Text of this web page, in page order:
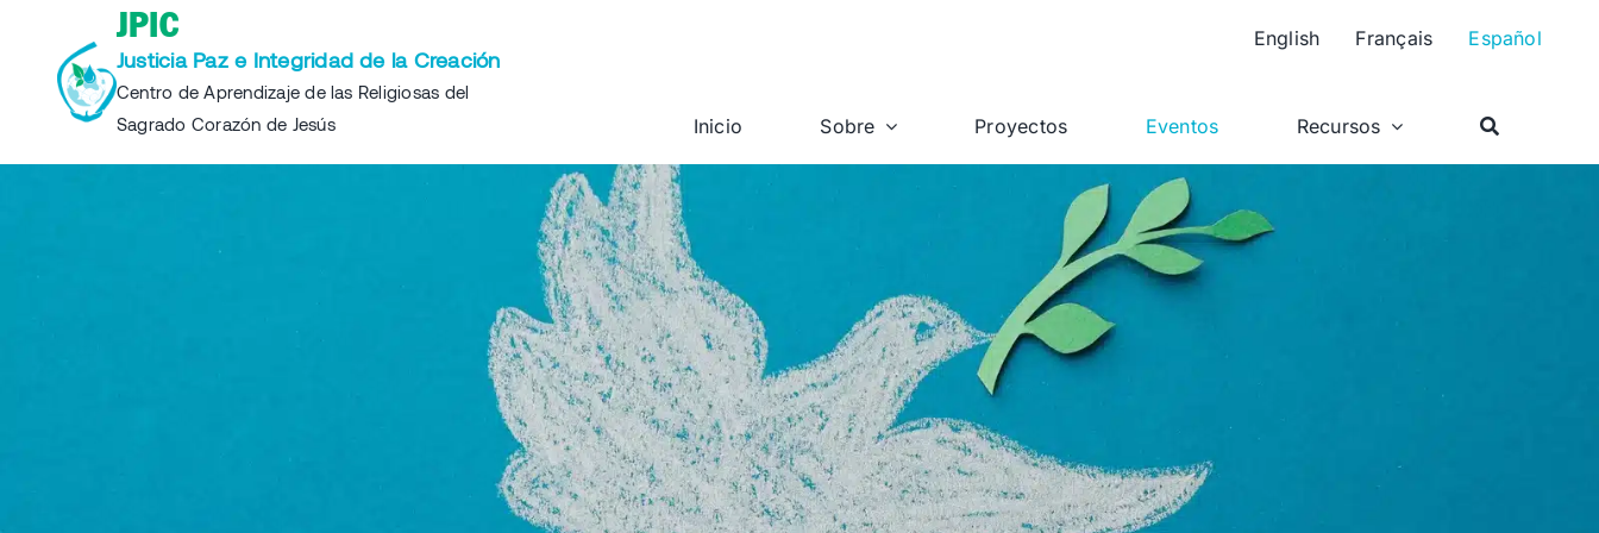
content
JPIC
Justicia Paz e Integridad de la Creación
Centro de Aprendizaje de las Religiosas del
Sagrado Corazón de Jesús
English Français Español
Inicio Sobre Proyectos Eventos Recursos